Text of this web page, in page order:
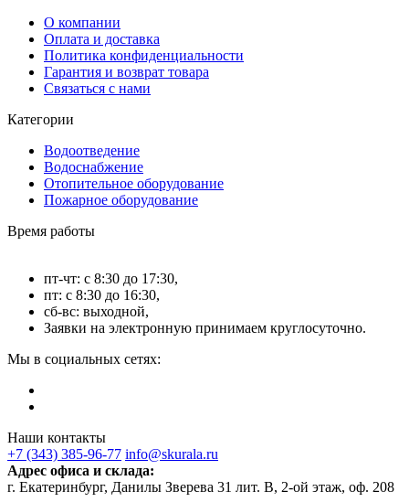
О компании
Оплата и доставка
Политика конфиденциальности
Гарантия и возврат товара
Связаться с нами
Категории
Водоотведение
Водоснабжение
Отопительное оборудование
Пожарное оборудование
Время работы
пт-чт: с 8:30 до 17:30,
пт: с 8:30 до 16:30,
сб-вс: выходной,
Заявки на электронную принимаем круглосуточно.
Мы в социальных сетях:
Наши контакты
+7 (343) 385-96-77 info@skurala.ru
Адрес офиса и склада:
г. Екатеринбург, Данилы Зверева 31 лит. В, 2-ой этаж, оф. 208